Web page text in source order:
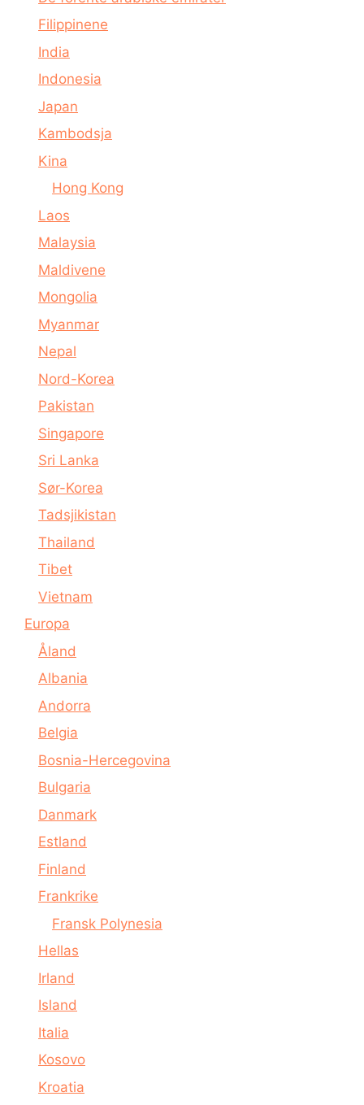
Filippinene
India
Indonesia
Japan
Kambodsja
Kina
Hong Kong
Laos
Malaysia
Maldivene
Mongolia
Myanmar
Nepal
Nord-Korea
Pakistan
Singapore
Sri Lanka
Sør-Korea
Tadsjikistan
Thailand
Tibet
Vietnam
Europa
Åland
Albania
Andorra
Belgia
Bosnia-Hercegovina
Bulgaria
Danmark
Estland
Finland
Frankrike
Fransk Polynesia
Hellas
Irland
Island
Italia
Kosovo
Kroatia